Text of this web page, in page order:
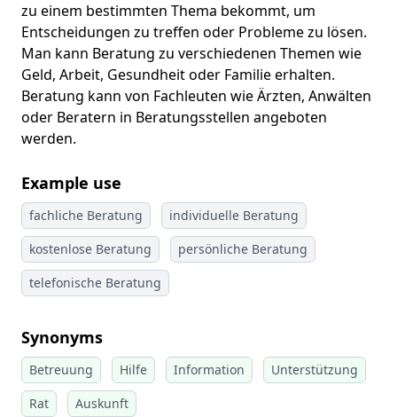
zu einem bestimmten Thema bekommt, um
Entscheidungen zu treffen oder Probleme zu lösen.
Man kann Beratung zu verschiedenen Themen wie
Geld, Arbeit, Gesundheit oder Familie erhalten.
Beratung kann von Fachleuten wie Ärzten, Anwälten
oder Beratern in Beratungsstellen angeboten
werden.
Example use
fachliche Beratung
individuelle Beratung
kostenlose Beratung
persönliche Beratung
telefonische Beratung
Synonyms
Betreuung Hilfe Information
Unterstützung
Rat
Auskunft